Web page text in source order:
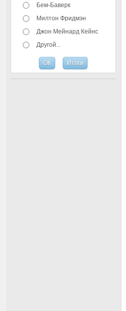
Бем-Баверк
Милтон Фридмэн
Джон Мейнард Кейнс
Другой...